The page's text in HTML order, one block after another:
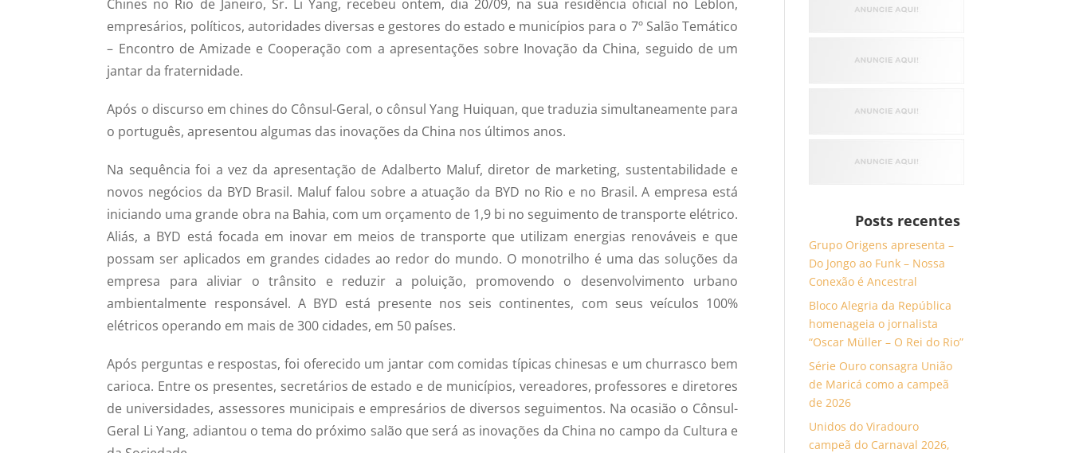
Chines no Rio de Janeiro, Sr. Li Yang, recebeu ontem, dia 20/09, na sua residência oficial no Leblon,
empresários, políticos, autoridades diversas e gestores do estado e municípios para o 7º Salão Temático
– Encontro de Amizade e Cooperação com a apresentações sobre Inovação da China, seguido de um
jantar da fraternidade.
Após o discurso em chines do Cônsul-Geral, o cônsul Yang Huiquan, que traduzia simultaneamente para
o português, apresentou algumas das inovações da China nos últimos anos.
Na sequência foi a vez da apresentação de Adalberto Maluf, diretor de marketing, sustentabilidade e
novos negócios da BYD Brasil. Maluf falou sobre a atuação da BYD no Rio e no Brasil. A empresa está
iniciando uma grande obra na Bahia, com um orçamento de 1,9 bi no seguimento de transporte elétrico.
Aliás, a BYD está focada em inovar em meios de transporte que utilizam energias renováveis e que
possam ser aplicados em grandes cidades ao redor do mundo. O monotrilho é uma das soluções da
empresa para aliviar o trânsito e reduzir a poluição, promovendo o desenvolvimento urbano
ambientalmente responsável. A BYD está presente nos seis continentes, com seus veículos 100%
elétricos operando em mais de 300 cidades, em 50 países.
Após perguntas e respostas, foi oferecido um jantar com comidas típicas chinesas e um churrasco bem
carioca. Entre os presentes, secretários de estado e de municípios, vereadores, professores e diretores
de universidades, assessores municipais e empresários de diversos seguimentos. Na ocasião o Cônsul-
Geral Li Yang, adiantou o tema do próximo salão que será as inovações da China no campo da Cultura e
Posts recentes
Grupo Origens apresenta –
Do Jongo ao Funk – Nossa
Conexão é Ancestral
Bloco Alegria da República
homenageia o jornalista
“Oscar Müller – O Rei do Rio”
Série Ouro consagra União
de Maricá como a campeã
de 2026
Unidos do Viradouro
campeã do Carnaval 2026,